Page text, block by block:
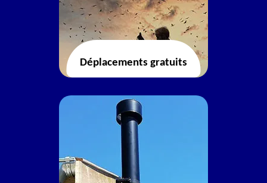
Déplacements gratuits